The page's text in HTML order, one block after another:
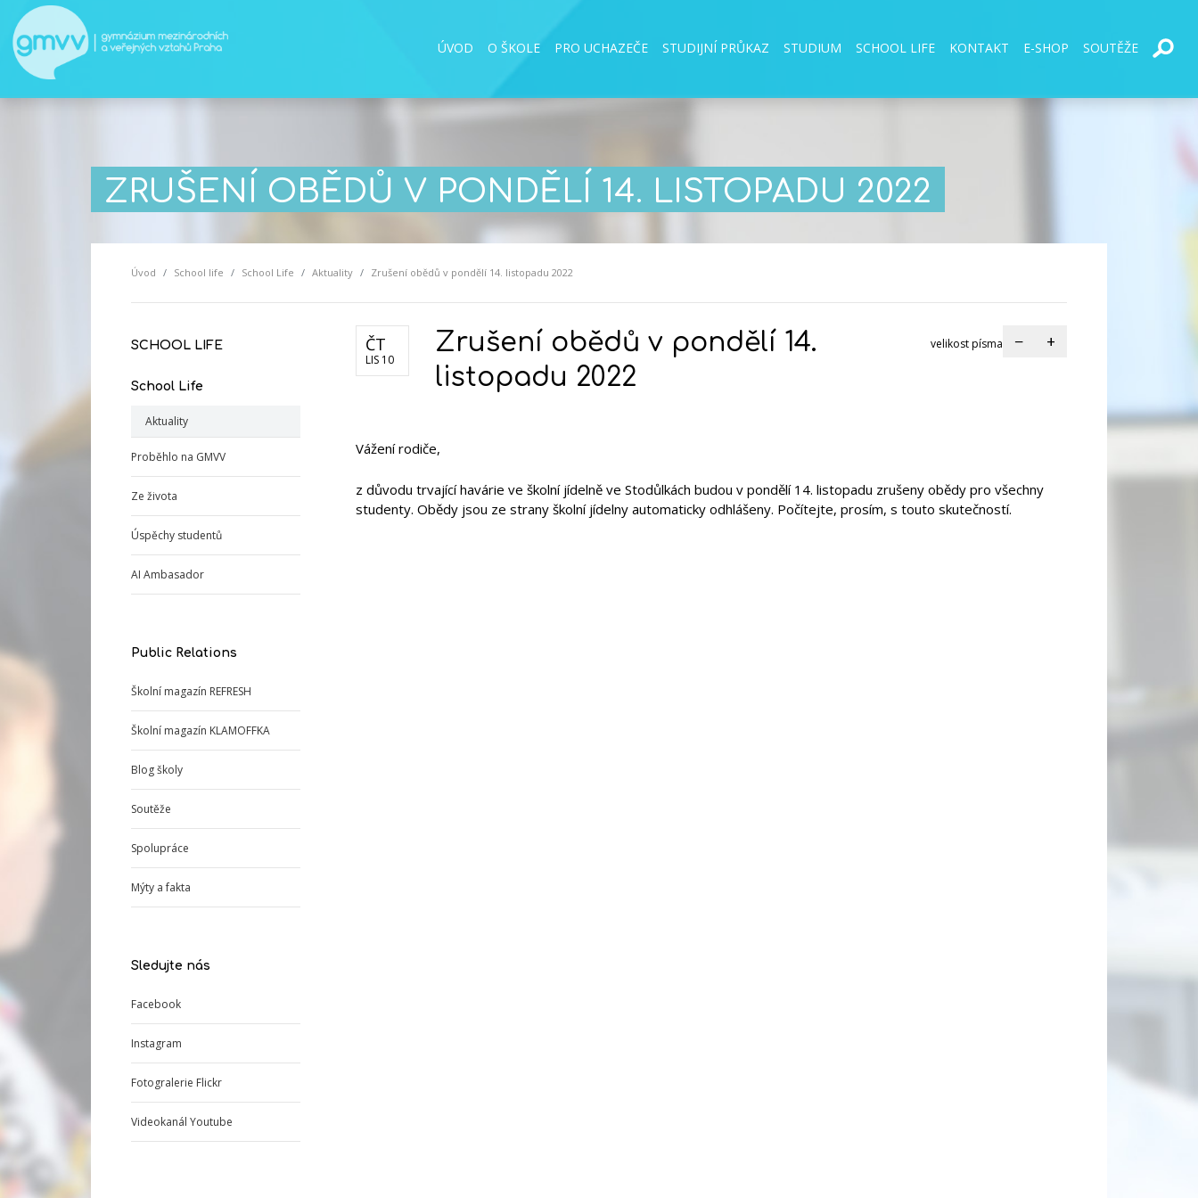
ÚVOD O ŠKOLE PRO UCHAZEČE STUDIJNÍ PRŮKAZ STUDIUM SCHOOL LIFE KONTAKT E-SHOP SOUTĚŽE
ZRUŠENÍ OBĚDŮ V PONDĚLÍ 14. LISTOPADU 2022
Úvod School life School Life Aktuality Zrušení obědů v pondělí 14. listopadu 2022
SCHOOL LIFE
School Life
Aktuality
Proběhlo na GMVV
Ze života
Úspěchy studentů
AI Ambasador
Public Relations
Školní magazín REFRESH
Školní magazín KLAMOFFKA
Blog školy
Soutěže
Spolupráce
Mýty a fakta
Sledujte nás
Facebook
Instagram
Fotogralerie Flickr
Videokanál Youtube
ČT
LIS 10
Zrušení obědů v pondělí 14.
listopadu 2022
velikost písma − +
Vážení rodiče,
z důvodu trvající havárie ve školní jídelně ve Stodůlkách budou v pondělí 14. listopadu zrušeny obědy pro všechny
studenty. Obědy jsou ze strany školní jídelny automaticky odhlášeny. Počítejte, prosím, s touto skutečností.